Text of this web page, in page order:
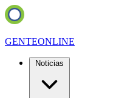
GENTEONLINE
Noticias